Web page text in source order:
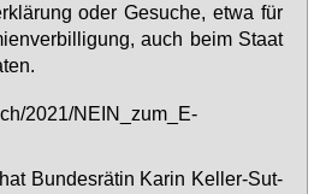
oder Ge­su­che, et­wa für
auch beim Staat
Bun­des­rä­tin Ka­rin Kel­ler-Sut­